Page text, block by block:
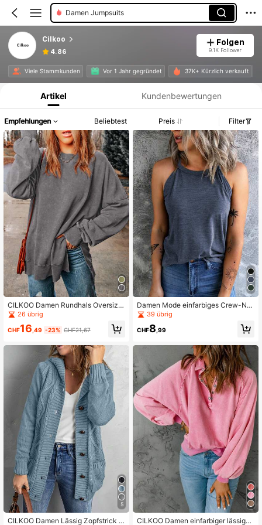
Damen Jumpsuits
Cilkoo
4.86
Folgen
9.1K Follower
Viele Stammkunden Vor 1 Jahr gegründet 37K+ Kürzlich verkauft
Produktinformation: Preisangabe, Verkaufs- und Lagerbestandsdetails.
Artikel Kundenbewertungen
Empfehlungen Beliebtest Preis Filter
CILKOO Damen Rundhals Oversize
d Langarm lässig Sweatshirt mit Sc
26 übrig
CHF16 ,49 -23% CHF21,67
5
CILKOO Damen Lässig Zopfstrick S
Damen Mode einfarbiges Crew-Ne
ck ärmelloses einfaches Trägershir
39 übrig
CHF8 ,99
CILKOO Damen einfarbiger lässiger,